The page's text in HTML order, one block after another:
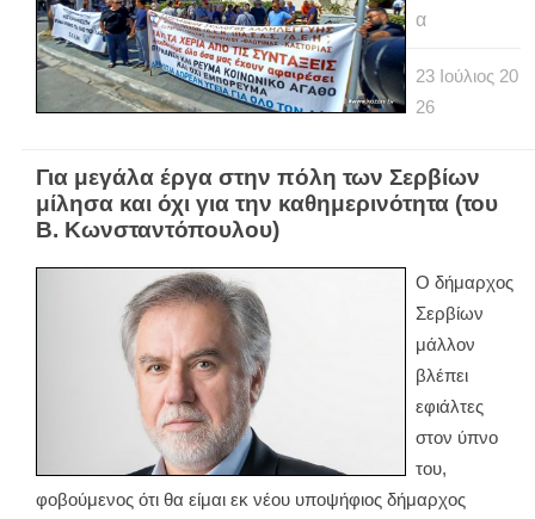
α
23 Ιούλιος 20
26
Για μεγάλα έργα στην πόλη των Σερβίων
μίλησα και όχι για την καθημερινότητα (του
Β. Κωνσταντόπουλου)
Ο δήμαρχος
Σερβίων
μάλλον
βλέπει
εφιάλτες
στον ύπνο
του,
φοβούμενος ότι θα είμαι εκ νέου υποψήφιος δήμαρχος